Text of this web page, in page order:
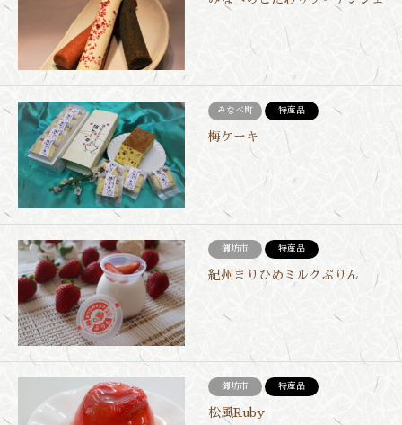
みなべ町 特産品
梅ケーキ
御坊市 特産品
紀州まりひめミルクぷりん
御坊市 特産品
松風Ruby